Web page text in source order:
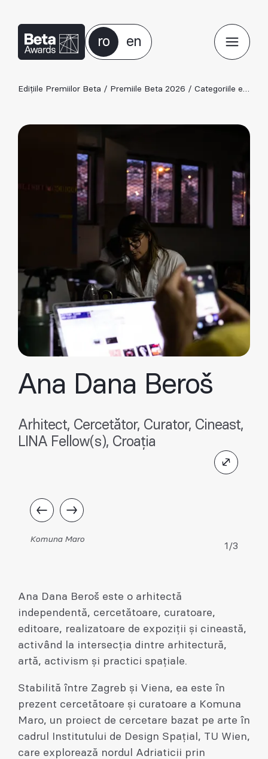
ro en
Edițiile Premiilor Beta / Premiile Beta 2026 / Categoriile ediției 2026
Ana Dana Beroš
Arhitect, Cercetător, Curator, Cineast,
LINA Fellow(s), Croația
Komuna Maro
1/3
Ana Dana Beroš este o arhitectă
independentă, cercetătoare, curatoare,
editoare, realizatoare de expoziții și cineastă,
activând la intersecția dintre arhitectură,
artă, activism și practici spațiale.
Stabilită între Zagreb și Viena, ea este în
prezent cercetătoare și curatoare a Komuna
Maro, un proiect de cercetare bazat pe arte în
cadrul Institutului de Design Spațial, TU Wien,
care explorează nordul Adriaticii prin